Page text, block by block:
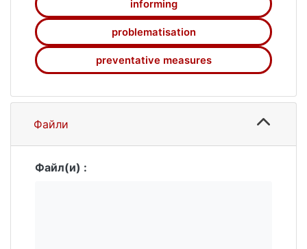
informing
problematisation
preventative measures
Файли
Файл(и) :